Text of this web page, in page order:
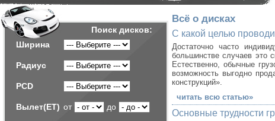
Поиск дисков:
Ширина
Радиус
PCD
Вылет(ET) от до
Всё о дисках
C какой целью
Достаточно часто
большинстве случаев это
Естественно, обычные
возможность выгодно
конструкций».
читать всю статью»
Основные трудности